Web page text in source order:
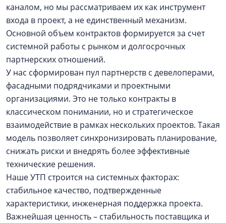
каналом, но мы рассматриваем их как инструмент
входа в проект, а не единственный механизм.
Основной объем контрактов формируется за счет
системной работы с рынком и долгосрочных
партнерских отношений.
У нас сформирован пул партнерств с девелоперами,
фасадными подрядчиками и проектными
организациями. Это не только контракты в
классическом понимании, но и стратегическое
взаимодействие в рамках нескольких проектов. Такая
модель позволяет синхронизировать планирование,
снижать риски и внедрять более эффективные
технические решения.
Наше УТП строится на системных факторах:
стабильное качество, подтвержденные
характеристики, инженерная поддержка проекта.
Важнейшая ценность – стабильность поставщика и